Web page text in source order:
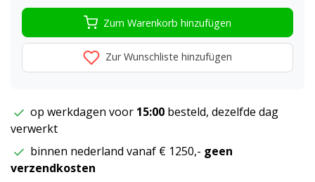
Zum Warenkorb hinzufügen
Zur Wunschliste hinzufügen
op werkdagen voor 15:00 besteld, dezelfde dag
verwerkt
binnen nederland vanaf € 1250,- geen
verzendkosten